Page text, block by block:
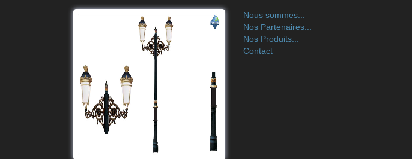
Nous sommes...
Nos Partenaires...
Nos Produits...
Contact